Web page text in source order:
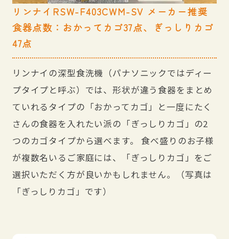
リンナイRSW-F403CWM-SV メーカー推奨
食器点数：おかってカゴ37点、ぎっしりカゴ
47点
リンナイの深型食洗機（パナソニックではディー
プタイプと呼ぶ）では、形状が違う食器をまとめ
ていれるタイプの「おかってカゴ」と一度にたく
さんの食器を入れたい派の「ぎっしりカゴ」の2
つのカゴタイプから選べます。 食べ盛りのお子様
が複数名いるご家庭には、「ぎっしりカゴ」をご
選択いただく方が良いかもしれません。（写真は
「ぎっしりカゴ」です）